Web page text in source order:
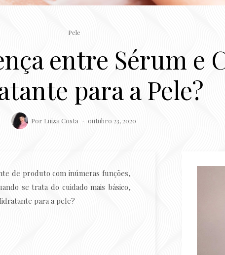
Pele
entre Sérum e
para a Pele?
Por Luiza Costa outubro 23, 2020
de produto com inúmeras funções,
se trata do cuidado mais básico,
para a pele?